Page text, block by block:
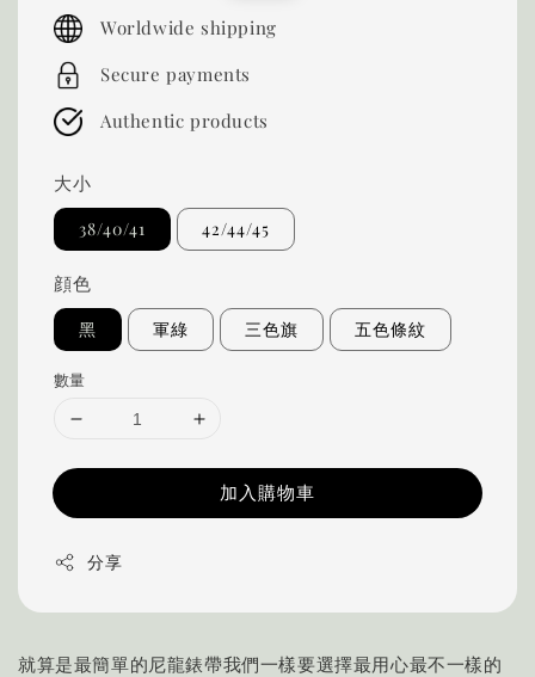
Worldwide shipping
Secure payments
Authentic products
大小
38/40/41 42/44/45
顔色
黑 軍綠 三色旗 五色條紋
數量
加入購物車
分享
就算是最簡單的尼龍錶帶我們一樣要選擇最用心最不一樣的